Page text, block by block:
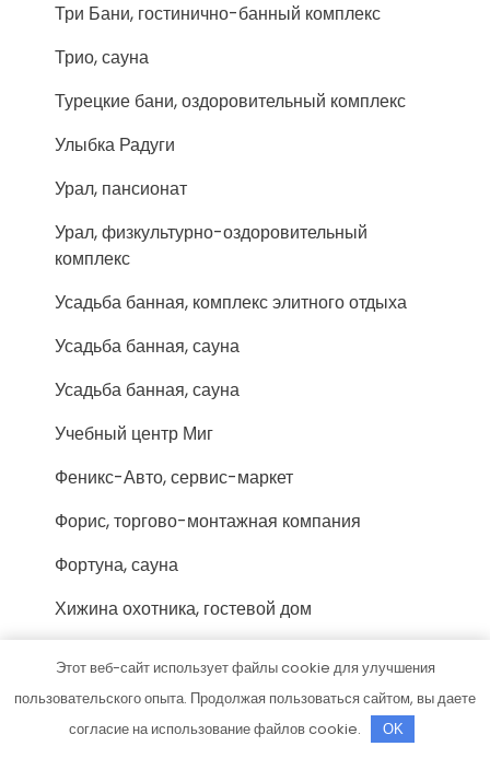
Три Бани, гостинично-банный комплекс
Трио, сауна
Турецкие бани, оздоровительный комплекс
Улыбка Радуги
Урал, пансионат
Урал, физкультурно-оздоровительный
комплекс
Усадьба банная, комплекс элитного отдыха
Усадьба банная, сауна
Усадьба банная, сауна
Учебный центр Миг
Феникс-Авто, сервис-маркет
Форис, торгово-монтажная компания
Фортуна, сауна
Хижина охотника, гостевой дом
Хоттабыч, сауна
Цезарь, сауна
Этот веб-сайт использует файлы cookie для улучшения
пользовательского опыта. Продолжая пользоваться сайтом, вы даете
согласие на использование файлов cookie.
OK